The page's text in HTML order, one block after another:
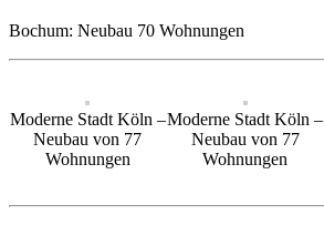
Bochum: Neubau 70 Wohnungen
Moderne Stadt Köln –
Neubau von 77
Wohnungen
Moderne Stadt Köln –
Neubau von 77
Wohnungen